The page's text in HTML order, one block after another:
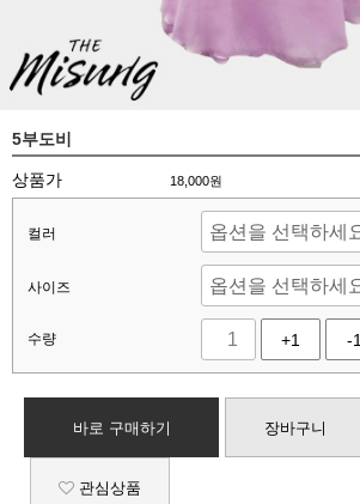
5부도비
상품가 18,000원
컬러
사이즈
수량 +1 -1
바로 구매하기 장바구니
관심상품